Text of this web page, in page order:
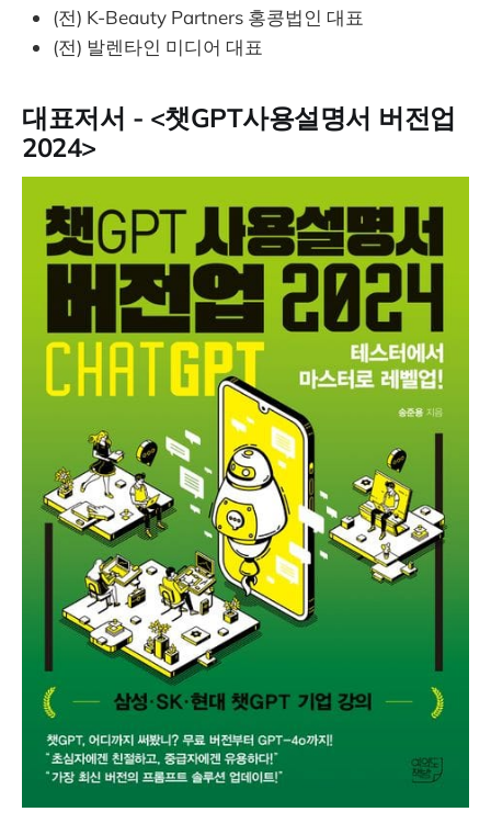
(전) K-Beauty Partners 홍콩법인 대표
(전) 발렌타인 미디어 대표
대표저서 - <챗GPT사용설명서 버전업
2024>